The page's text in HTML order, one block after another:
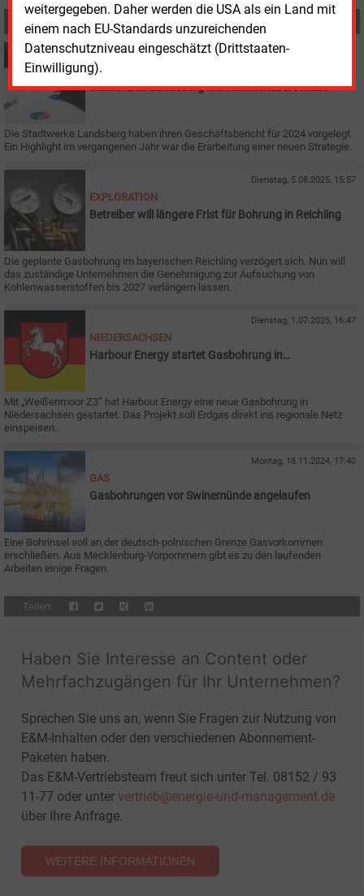
weitergegeben. Daher werden die USA als ein Land mit
einem nach EU-Standards unzureichenden
Datenschutzniveau eingeschätzt (Drittstaaten-
Einwilligung).
MEHR ZUM THEMA
Dienstag, 26.08.2025, 15:52
BILANZ
Stadtwerke Landsberg mit Millionenüberschuss
Die Stadtwerke Landsberg haben ihren Geschäftsbericht für 2024 vorgelegt.
Ein Highlight im vergangenen Jahr war die Erarbeitung einer neuen Strategie.
Dienstag, 5.08.2025, 15:57
EXPLORATION
Betreiber will längere Frist für Bohrung in Reichling
Die geplante Gasbohrung im bayerischen Reichling verzögert sich. Nun will
das zuständige Unternehmen die Genehmigung zur Aufsuchung von
Kohlenwasserstoffen bis 2027 verlängern lassen.
Dienstag, 1.07.2025, 16:47
NIEDERSACHSEN
Harbour Energy startet Gasbohrung in
Mit „Weißenmoor Z3“ hat Harbour Energy eine neue Gasbohrung in
Niedersachsen gestartet. Das Projekt soll Erdgas direkt ins regionale Netz
einspeisen.
Montag, 18.11.2024, 17:40
GAS
Gasbohrungen vor Swinemünde angelaufen
Eine Bohrinsel soll an der deutsch-polnischen Grenze Gasvorkommen
erschließen. Aus Mecklenburg-Vorpommern gibt es zu den laufenden
Arbeiten einige Fragen.
Teilen:
Haben Sie Interesse an Content oder
Mehrfachzugängen für Ihr Unternehmen?
Sprechen Sie uns an, wenn Sie Fragen zur Nutzung von
E&M-Inhalten oder den verschiedenen Abonnement-
Paketen haben.
Das E&M-Vertriebsteam freut sich unter Tel. 08152 / 93
11-77 oder unter vertrieb@energie-und-management.de
über Ihre Anfrage.
WEITERE INFORMATIONEN